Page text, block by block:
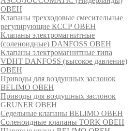
ОВЕН
Клапаны трехходовые смесительные
регулирующие КССР ОВЕН
Клапаны электромагнитные
(соленоидные) DANFOSS ОВЕН
Клапаны электромагнитные типа
VDHT DANFOSS (высокое давление)
ОВЕН
Приводы для воздушных заслонок
BELIMO ОВЕН
Приводы для воздушных заслонок
GRUNER ОВЕН
Седельные клапаны BELIMO ОВЕН
Соленоидные клапаны TORK ОВЕН